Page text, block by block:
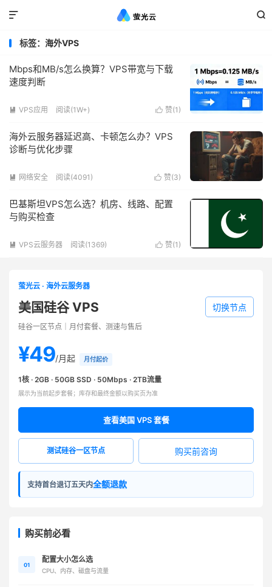


标签：海外VPS
Mbps和MB/s怎么换算？VPS带宽与下载
速度判断
 赞(1 )
 VPS应用 阅读(1W+)
海外云服务器延迟高、卡顿怎么办？VPS
诊断与优化步骤
 赞(3)
 网络安全 阅读(4091)
巴基斯坦VPS怎么选？机房、线路、配置
与购买检查
 赞(1 )
 VPS云服务器 阅读(1369)
萤光云 · 海外云服务器
美国硅谷 VPS 切换节点
硅谷一区节点｜月付套餐、测速与售后
¥49/月起 月付起价
1核 · 2GB · 50GB SSD · 50Mbps · 2TB流量
展示为当前起步套餐；库存和最终金额以购买页为准
查看美国 VPS 套餐
测试硅谷一区节点 购买前咨询
支持首台退订五天内全额退款
购买前必看
01
配置大小怎么选
CPU、内存、磁盘与流量